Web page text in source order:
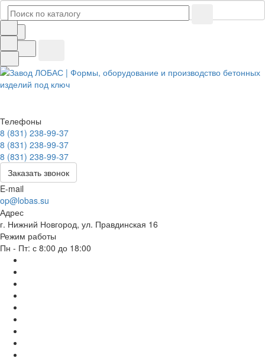
Телефоны
8 (831) 238-99-37
8 (831) 238-99-37
8 (831) 238-99-37
Заказать звонок
E-mail
op@lobas.su
Адрес
г. Нижний Новгород, ул. Правдинская 16
Режим работы
Пн - Пт: с 8:00 до 18:00